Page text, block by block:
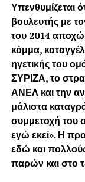
Υπενθυμίζεται
βουλευτής με
του 2014
κόμμα,
ηγετικής του
ΣΥΡΙΖΑ, το
ΑΝΕΛ και την
μάλιστα
συμμετοχή του
εγώ εκεί». Η
εδώ και
παρών και στο